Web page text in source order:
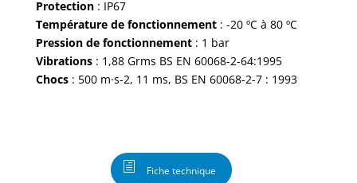
Protection: IP67
Température de fonctionnement: -20 ºC à 80 ºC
Pression de fonctionnement: 1 bar
Vibrations: 1,88 Grms BS EN 60068-2-64:1995
Chocs: 500 m·s-2, 11 ms, BS EN 60068-2-7 : 1993
Fiche technique